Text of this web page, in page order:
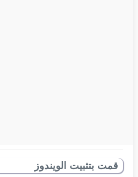
قمت بتثبيت الويندوز